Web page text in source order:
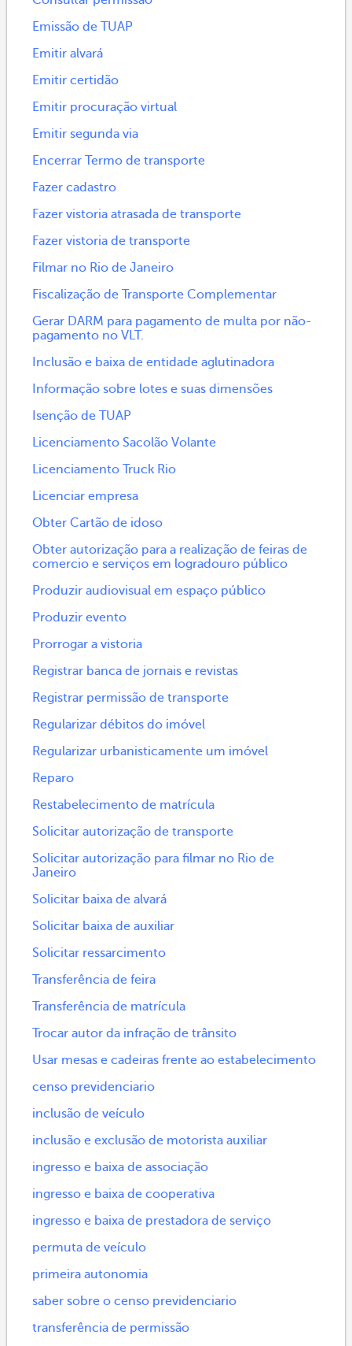
Emissão de TUAP
Emitir alvará
Emitir certidão
Emitir procuração virtual
Emitir segunda via
Encerrar Termo de transporte
Fazer cadastro
Fazer vistoria atrasada de transporte
Fazer vistoria de transporte
Filmar no Rio de Janeiro
Fiscalização de Transporte Complementar
Gerar DARM para pagamento de multa por não-
pagamento no VLT.
Inclusão e baixa de entidade aglutinadora
Informação sobre lotes e suas dimensões
Isenção de TUAP
Licenciamento Sacolão Volante
Licenciamento Truck Rio
Licenciar empresa
Obter Cartão de idoso
Obter autorização para a realização de feiras de
comercio e serviços em logradouro público
Produzir audiovisual em espaço público
Produzir evento
Prorrogar a vistoria
Registrar banca de jornais e revistas
Registrar permissão de transporte
Regularizar débitos do imóvel
Regularizar urbanisticamente um imóvel
Reparo
Restabelecimento de matrícula
Solicitar autorização de transporte
Solicitar autorização para filmar no Rio de
Janeiro
Solicitar baixa de alvará
Solicitar baixa de auxiliar
Solicitar ressarcimento
Transferência de feira
Transferência de matrícula
Trocar autor da infração de trânsito
Usar mesas e cadeiras frente ao estabelecimento
censo previdenciario
inclusão de veículo
inclusão e exclusão de motorista auxiliar
ingresso e baixa de associação
ingresso e baixa de cooperativa
ingresso e baixa de prestadora de serviço
permuta de veículo
primeira autonomia
saber sobre o censo previdenciario
transferência de permissão